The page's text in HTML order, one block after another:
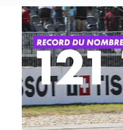
BULEGA
QUI
RÉALISE
UN
WEEK-
END
PARFAIT
À